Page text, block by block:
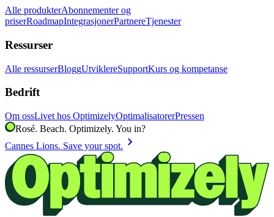
Alle produkterAbonnementer og
priserRoadmapIntegrasjonerPartnereTjenester
Ressurser
Alle ressurserBloggUtviklereSupportKurs og kompetanse
Bedrift
Om ossLivet hos OptimizelyOptimalisatorerPressen
Rosé. Beach. Optimizely. You in?
Cannes Lions. Save your spot. chevron_right